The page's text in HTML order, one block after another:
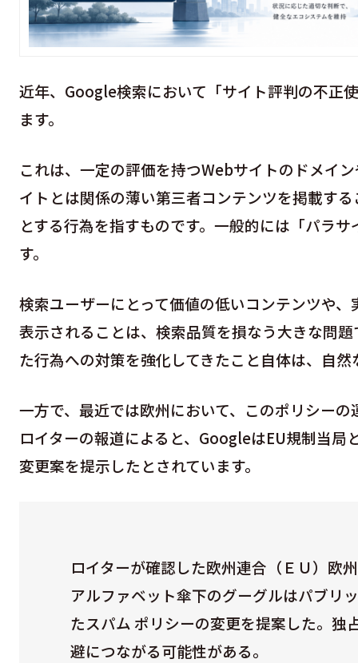
近年、Google検索において「サイト評判の不正
ます。
これは、一定の評価を持つWebサイトのドメイ
イトとは関係の薄い第三者コンテンツを掲載す
とする行為を指すものです。一般的には「パラ
す。
検索ユーザーにとって価値の低いコンテンツや
表示されることは、検索品質を損なう大きな問
た行為への対策を強化してきたこと自体は、自
一方で、最近では欧州において、このポリシー
ロイターの報道によると、GoogleはEU規制当局
変更案を提示したとされています。
ロイターが確認した欧州連合（ＥＵ）欧
アルファ​ベット傘下のグーグルはパブリ
たスパム ポリシーの変更を提案した。独
避につながる可能性がある。